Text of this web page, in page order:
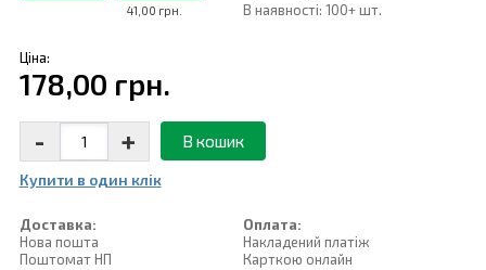
41,00 грн. В наявності: 100+ шт.
Ціна:
178,00 грн.
- + В кошик
Купити в один клiк
Доставка:
Нова пошта
Поштомат НП
Оплата:
Накладений платiж
Карткою онлайн